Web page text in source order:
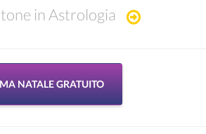
in Astrologia
NATALE GRATUITO